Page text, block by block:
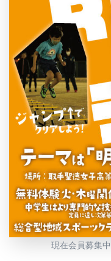
現在会員募集